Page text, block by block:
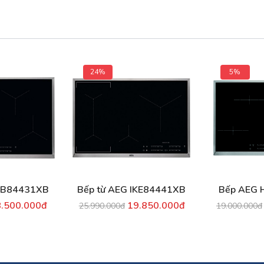
IKB84431XB
24%
Bếp từ AEG IKE84441XB
25.990.000đ 19.850.000đ
5%
Bếp AEG
19.000.000đ